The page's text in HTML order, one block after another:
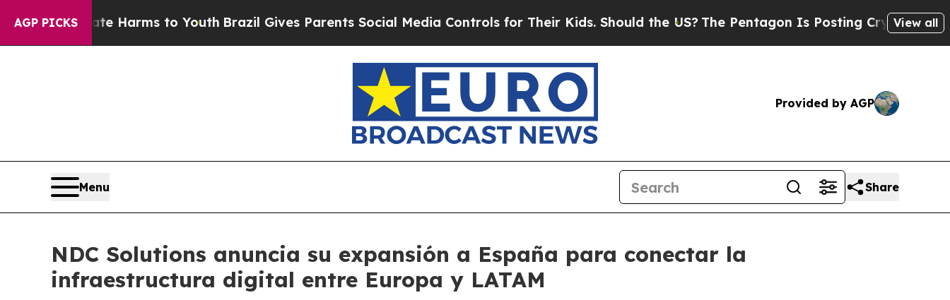
AGP PICKS
Harms to YouthBrazil Gives Parents Social Media Controls for Their Kids. Should the US?The Pentagon Is Posting Cryptic Biblical View all
Provided by AGP
Menu Share
NDC Solutions anuncia su expansión a España para conectar la
infraestructura digital entre Europa y LATAM